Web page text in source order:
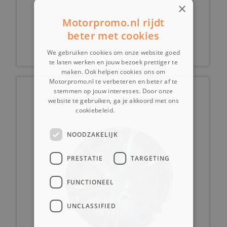
€ 14,99
(207A1a) Achtervelg 270/30-14
×
Motorpromo.nl rijdt
beter met cookies
We gebruiken cookies om onze website goed
te laten werken en jouw bezoek prettiger te
maken. Ook helpen cookies ons om
Motorpromo.nl te verbeteren en beter af te
stemmen op jouw interesses. Door onze
website te gebruiken, ga je akkoord met ons
cookiebeleid.
NOODZAKELIJK
PRESTATIE TARGETING
FUNCTIONEEL
UNCLASSIFIED